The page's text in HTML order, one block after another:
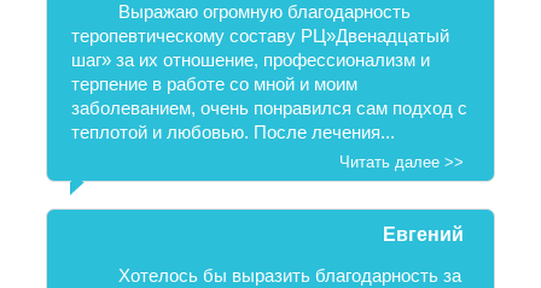
Выражаю огромную благодарность
теропевтическому составу РЦ»Двенадцатый
шаг» за их отношение, профессионализм и
терпение в работе со мной и моим
заболеванием, очень понравился сам подход с
теплотой и любовью. После лечения...
Читать далее >>
Евгений
Хотелось бы выразить благодарность за